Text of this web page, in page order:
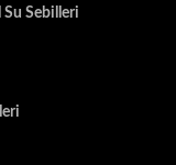
Su Sebilleri